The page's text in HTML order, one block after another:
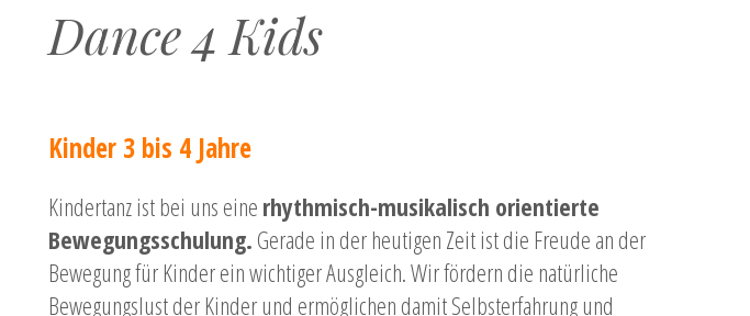
Dance 4 Kids
Kinder 3 bis 4 Jahre
Kindertanz ist bei uns eine rhythmisch-musikalisch orientierte
Bewegungsschulung. Gerade in der heutigen Zeit ist die Freude an der
Bewegung für Kinder ein wichtiger Ausgleich. Wir fördern die natürliche
Bewegungslust der Kinder und ermöglichen damit Selbsterfahrung und